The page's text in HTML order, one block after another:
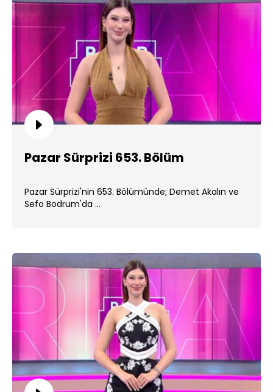
Pazar Sürprizi 653. Bölüm
Pazar Sürprizi'nin 653. Bölümünde; Demet Akalın ve
Sefo Bodrum'da ...